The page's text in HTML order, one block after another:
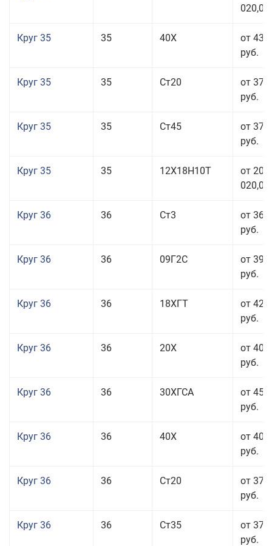
020,00
Круг 35 35 40Х
от 43
руб.
Круг 35 35 Ст20
от 37
руб.
Круг 35 35 Ст45
от 37
руб.
Круг 35 35 12Х18Н10Т
от 208
020,00
Круг 36 36 Ст3
от 36
руб.
Круг 36 36 09Г2С
от 39
руб.
Круг 36 36 18ХГТ
от 42
руб.
Круг 36 36 20Х
от 40
руб.
Круг 36 36 30ХГСА
от 45
руб.
Круг 36 36 40Х
от 40
руб.
Круг 36 36 Ст20
от 37
руб.
Круг 36 36 Ст35
от 37
руб.